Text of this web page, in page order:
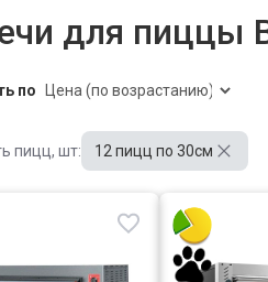
для пиццы
по
пицц, шт: 12 пицц по 30см